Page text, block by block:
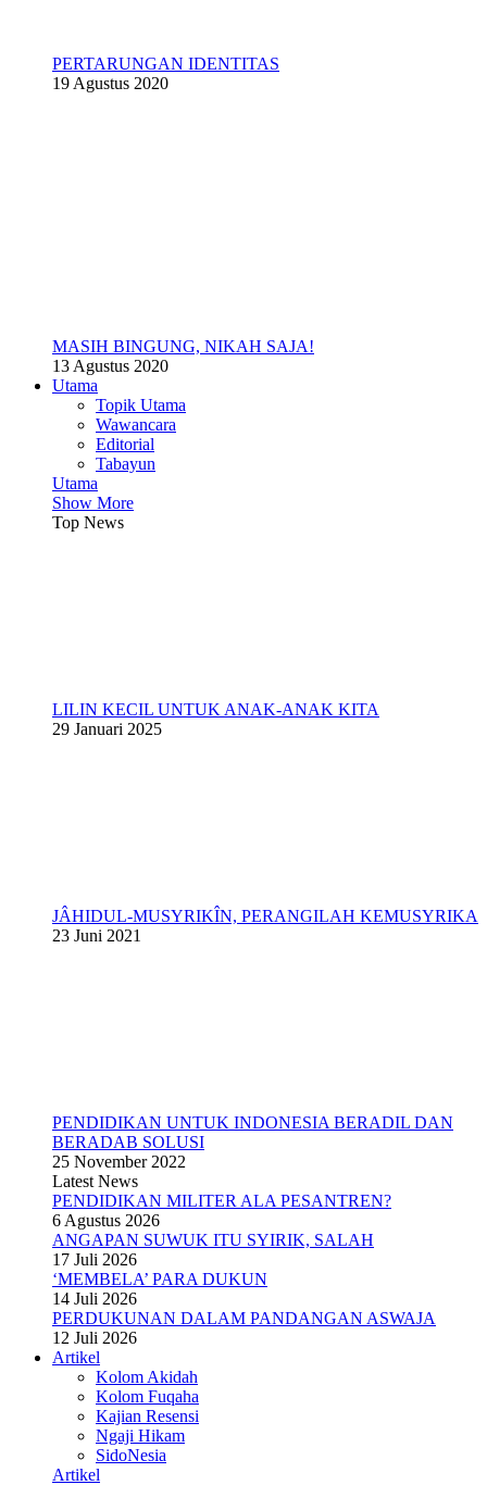
PERTARUNGAN IDENTITAS
19 Agustus 2020
MASIH BINGUNG, NIKAH SAJA!
13 Agustus 2020
Utama
Topik Utama
Wawancara
Editorial
Tabayun
Utama
Show More
Top News
LILIN KECIL UNTUK ANAK-ANAK KITA
29 Januari 2025
JÂHIDUL-MUSYRIKÎN, PERANGILAH KEMUSYRIKA
23 Juni 2021
PENDIDIKAN UNTUK INDONESIA BERADIL DAN
BERADAB SOLUSI
25 November 2022
Latest News
PENDIDIKAN MILITER ALA PESANTREN?
6 Agustus 2026
ANGAPAN SUWUK ITU SYIRIK, SALAH
17 Juli 2026
‘MEMBELA’ PARA DUKUN
14 Juli 2026
PERDUKUNAN DALAM PANDANGAN ASWAJA
12 Juli 2026
Artikel
Kolom Akidah
Kolom Fuqaha
Kajian Resensi
Ngaji Hikam
SidoNesia
Artikel